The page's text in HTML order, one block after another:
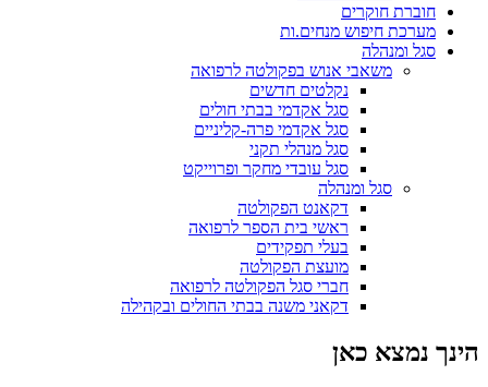
חוברת חוקרים
מערכת חיפוש מנחים.ות
סגל ומנהלה
משאבי אנוש בפקולטה לרפואה
נקלטים חדשים
סגל אקדמי בבתי חולים
סגל אקדמי פרה-קליניים
סגל מנהלי תקני
סגל עובדי מחקר ופרוייקט
סגל ומנהלה
דקאנט הפקולטה
ראשי בית הספר לרפואה
בעלי תפקידים
מועצת הפקולטה
חברי סגל הפקולטה לרפואה
דקאני משנה בבתי החולים ובקהילה
הינך נמצא כאן